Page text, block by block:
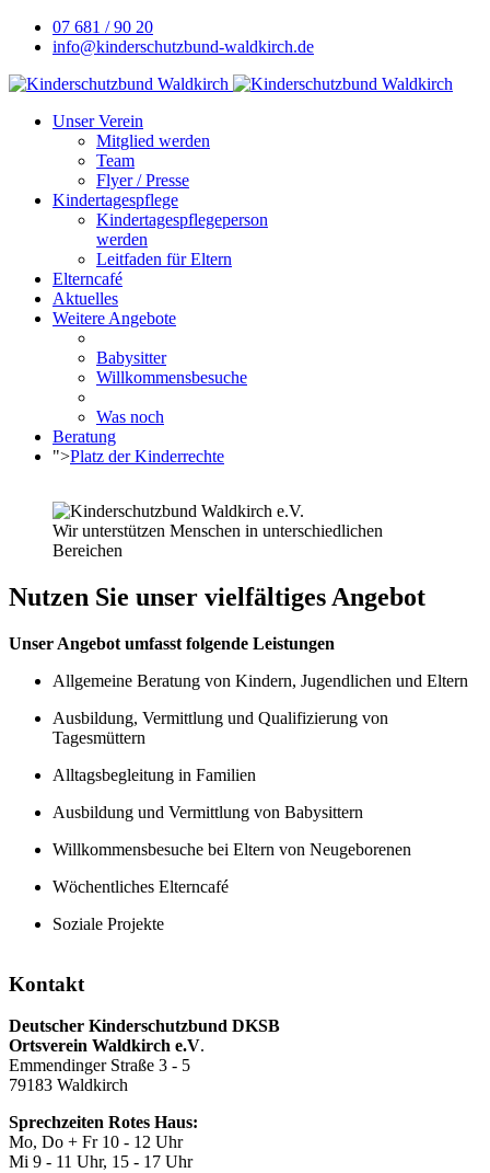
07 681 / 90 20
info@kinderschutzbund-waldkirch.de
Unser Verein
Mitglied werden
Team
Flyer / Presse
Kindertagespflege
Kindertagespflegeperson
werden
Leitfaden für Eltern
Elterncafé
Aktuelles
Weitere Angebote
Babysitter
Willkommensbesuche
Was noch
Beratung
">Platz der Kinderrechte
Wir unterstützen Menschen in unterschiedlichen
Bereichen
Nutzen Sie unser vielfältiges Angebot
Unser Angebot umfasst folgende Leistungen
Allgemeine Beratung von Kindern, Jugendlichen und Eltern
Ausbildung, Vermittlung und Qualifizierung von
Tagesmüttern
Alltagsbegleitung in Familien
Ausbildung und Vermittlung von Babysittern
Willkommensbesuche bei Eltern von Neugeborenen
Wöchentliches Elterncafé
Soziale Projekte
Kontakt
Deutscher Kinderschutzbund DKSB
Ortsverein Waldkirch e.V.
Emmendinger Straße 3 - 5
79183 Waldkirch
Sprechzeiten Rotes Haus:
Mo, Do + Fr 10 - 12 Uhr
Mi 9 - 11 Uhr, 15 - 17 Uhr